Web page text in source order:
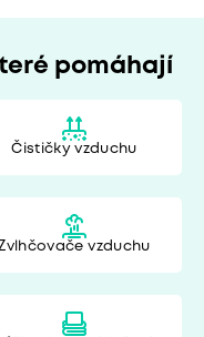
pomáhají
Čističky vzduchu
Zvlhčovače vzduchu